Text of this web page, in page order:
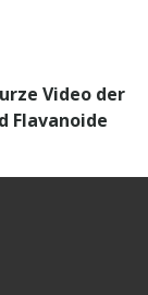
Video der
Flavanoide